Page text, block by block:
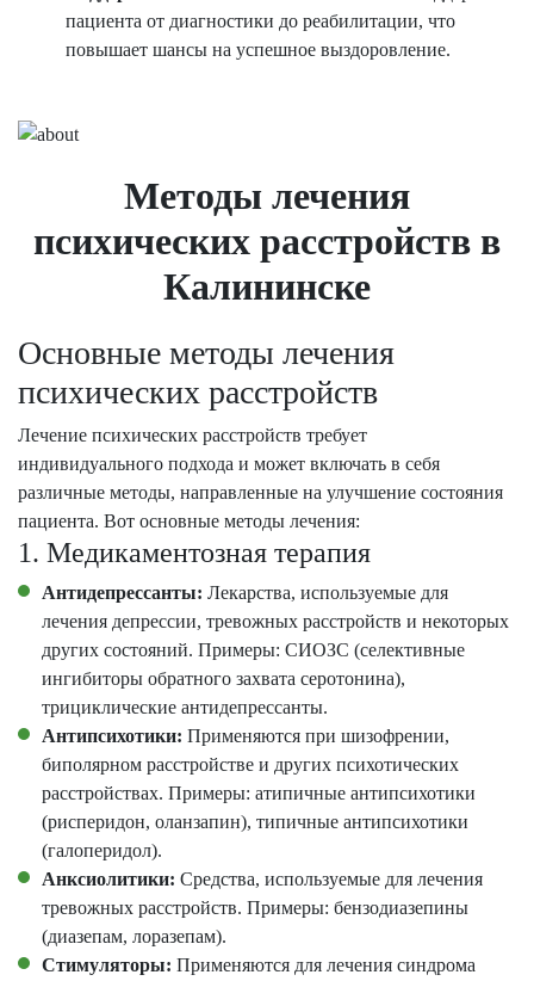
пациента от диагностики до реабилитации, что
повышает шансы на успешное выздоровление.
Методы лечения
психических расстройств в
Калининске
Основные методы лечения
психических расстройств
Лечение психических расстройств требует
индивидуального подхода и может включать в себя
различные методы, направленные на улучшение состояния
пациента. Вот основные методы лечения:
1. Медикаментозная терапия
Антидепрессанты: Лекарства, используемые для
лечения депрессии, тревожных расстройств и некоторых
других состояний. Примеры: СИОЗС (селективные
ингибиторы обратного захвата серотонина),
трициклические антидепрессанты.
Антипсихотики: Применяются при шизофрении,
биполярном расстройстве и других психотических
расстройствах. Примеры: атипичные антипсихотики
(рисперидон, оланзапин), типичные антипсихотики
(галоперидол).
Анксиолитики: Средства, используемые для лечения
тревожных расстройств. Примеры: бензодиазепины
(диазепам, лоразепам).
Стимуляторы: Применяются для лечения синдрома